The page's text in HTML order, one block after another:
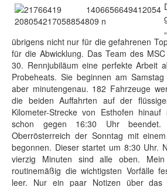
übrigens nicht nur für die gefahrenen
für die Abwicklung. Das Team des
30. Rennjubiläum eine perfekte Arbeit
Probeheats. Sie beginnen am
aber minutengenau. 182 Fahrzeuge
die beiden Auffahrten auf der
Kilometer-Strecke von Esthofen
schon gegen 16:30 Uhr
Oberrösterreich der Sonntag mit
begonnen. Dieser startet um 8:30 Uhr.
vierzig Minuten sind alle oben.
routinemäßig die wichtigsten Vorfälle
leer. Nur ein paar Notizen über